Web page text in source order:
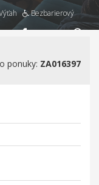
Bezbarierový
ponuky: ZA016397